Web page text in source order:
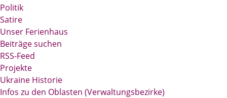
Politik
Satire
Unser Ferienhaus
Beiträge suchen
RSS-Feed
Projekte
Ukraine Historie
Infos zu den Oblasten (Verwaltungsbezirke)